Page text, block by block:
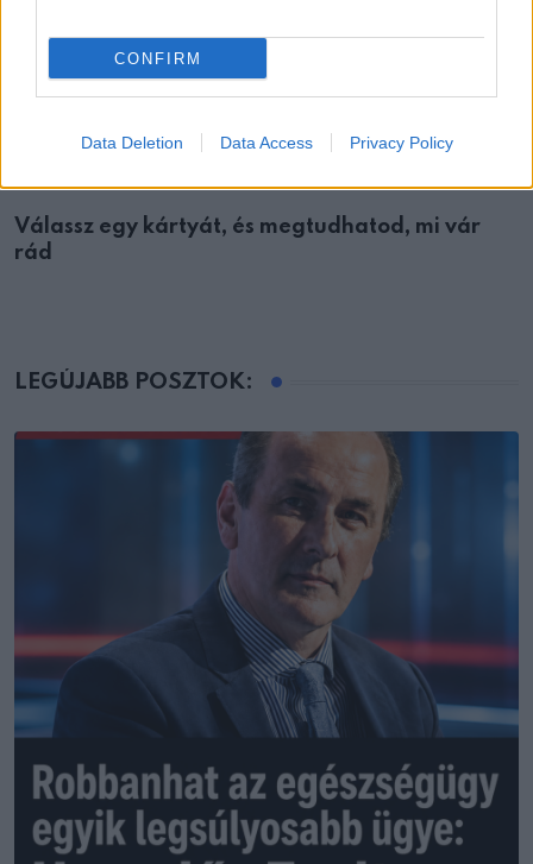
CONFIRM
Data Deletion Data Access Privacy Policy
Válassz egy kártyát, és megtudhatod, mi vár
rád
LEGÚJABB POSZTOK: